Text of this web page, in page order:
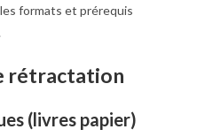
formats et prérequis
rétractation
(livres papier)